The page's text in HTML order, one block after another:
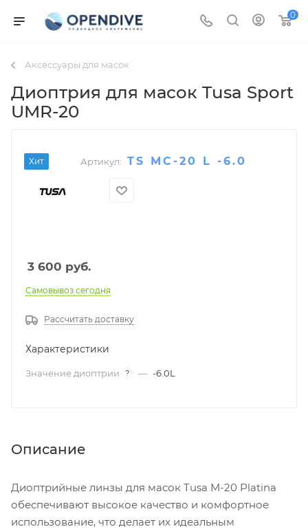
0
Аксессуары для масок
Диоптрия для масок Tusa Sport
UMR-20
Хит Артикул: TS MC-20 L -6.0
3 600 руб.
Самовывоз сегодня
Рассчитать доставку
Характеристики
Значение диоптрии ? — -6.0L
Описание
Диоптрийные линзы для масок Tusa M-20 Platina
обеспечивают высокое качество и комфортное
использование, что делает их идеальным